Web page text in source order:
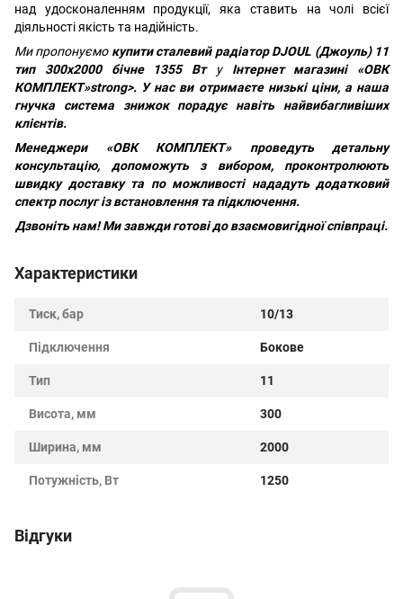
над удосконаленням продукції, яка ставить на чолі всієї
діяльності якість та надійність.
Ми пропонуємо купити сталевий радіаторDJOUL (Джоуль) 11
тип 300х2000 бічне 1355 Вт
у Інтернет магазині «ОВК
КОМПЛЕКТ»strong>. У нас ви отримаєте низькі ціни, а наша
гнучка система знижок порадує навіть найвибагливіших
клієнтів.
Менеджери «ОВК КОМПЛЕКТ»проведуть детальну
консультацію, допоможуть з вибором, проконтролюють
швидку доставку та по можливості нададуть додатковий
спектр послуг із встановлення та підключення.
Дзвоніть нам!Ми завжди готові до взаємовигідної співпраці.
Характеристики
Тиск, бар 10/13
Підключення Бокове
Тип 11
Висота, мм 300
Ширина, мм 2000
Потужність, Вт 1250
Відгуки